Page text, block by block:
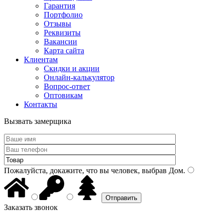
Гарантия
Портфолио
Отзывы
Реквизиты
Вакансии
Карта сайта
Клиентам
Скидки и акции
Онлайн-калькулятор
Вопрос-ответ
Оптовикам
Контакты
Вызвать замерщика
Пожалуйста, докажите, что вы человек, выбрав Дом.
Заказать звонок